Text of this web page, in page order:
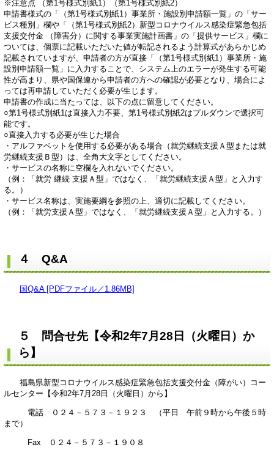
※注意点 （第1号様式別紙1）（第1号様式別紙2）
申請書様式の「（第1号様式別紙1）事業所・施設別申請額一覧」の「サー
ビス種別」欄や「（第1号様式別紙2）新型コロナウイルス感染症緊急包括
支援交付金 （障害分）に関する事業実施計画書」の「提供サービス」欄に
ついては、個票に記載いただいた値が転記されるよう計算式があらかじめ
記載されていますが、申請者の方が直接「（第1号様式別紙1）事業所・施
設別申請額一覧」に入力することで、システム上のエラーが発生する可能
性が高まり、県や国保連から申請者の方への確認が必要となり、場合によ
っては再申請していただく必要が生じます。
申請書の作成に当たっては、以下の点に留意してください。
○第1号様式別紙1は直接入力不要、第1号様式別紙2はプルダウンで選択可
能です。
○直接入力する必要が生じた場合
・アルファベットを使用する必要がある場合（就労継続支援Ａ型または就
労継続支援Ｂ型）は、全角大文字としてください。
・サービスの名称に空欄を入れないでください。
（例：「就労 継続 支援Ａ型」ではなく、「就労継続支援Ａ型」と入力す
る。）
・サービス名称は、実施要綱を参照の上、適切に記載してください。
（例：「就労支援Ａ型」ではなく、「就労継続支援Ａ型」と入力する。）
４ Q&A
国Q&A [PDFファイル／1.86MB]
５ 問合せ先【令和2年7月28日（火曜日）か
ら】
福島県新型コロナウイルス感染症緊急包括支援交付金（障がい）コー
ルセンター【令和2年7月28日（火曜日）から】
電話 ０２４－５７３－１９２３ （平日 午前９時から午後５時
まで）
Fax ０２４－５７３－１９０８